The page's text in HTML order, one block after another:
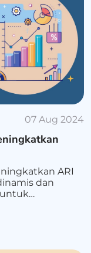
07 Aug 2024
ARI
dan